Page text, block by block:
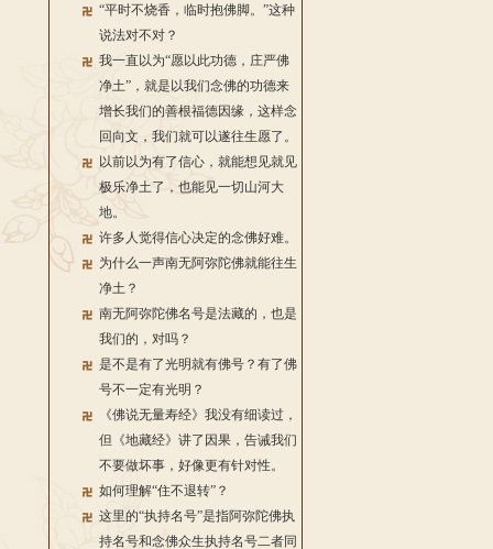
“平时不烧香，临时抱佛脚。”这种
说法对不对？
我一直以为“愿以此功德，庄严佛
净土”，就是以我们念佛的功德来
增长我们的善根福德因缘，这样念
回向文，我们就可以遂往生愿了。
以前以为有了信心，就能想见就见
极乐净土了，也能见一切山河大
地。
许多人觉得信心决定的念佛好难。
为什么一声南无阿弥陀佛就能往生
净土？
南无阿弥陀佛名号是法藏的，也是
我们的，对吗？
是不是有了光明就有佛号？有了佛
号不一定有光明？
《佛说无量寿经》我没有细读过，
但《地藏经》讲了因果，告诫我们
不要做坏事，好像更有针对性。
如何理解“住不退转”？
这里的“执持名号”是指阿弥陀佛执
持名号和念佛众生执持名号二者同